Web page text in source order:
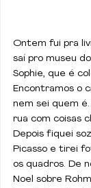
Ontem fui pra
saí pro museu
Sophie, que é
Encontramos o
nem sei quem
rua com coisas
Depois fiquei
Picasso e tirei
os quadros. De
Noel sobre